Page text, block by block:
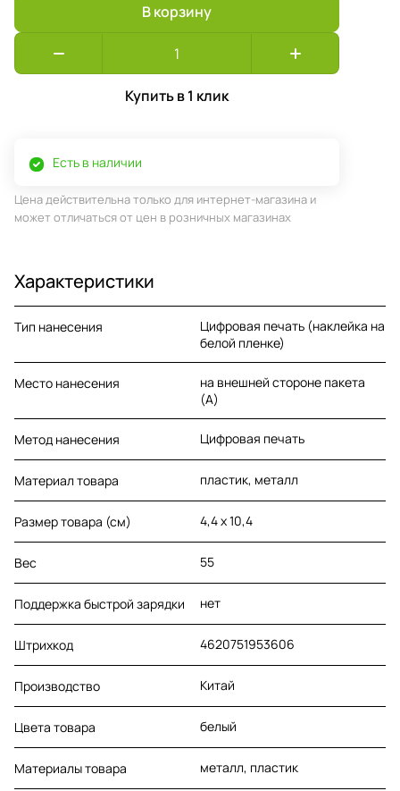
В корзину
Купить в 1 клик
Есть в наличии
Цена действительна только для интернет-магазина и
может отличаться от цен в розничных магазинах
Характеристики
Тип нанесения
Цифровая печать (наклейка на
белой пленке)
Место нанесения
на внешней стороне пакета
(A)
Метод нанесения Цифровая печать
Материал товара пластик, металл
Размер товара (см) 4,4 х 10,4
Вес 55
Поддержка быстрой зарядки нет
Штрихкод 4620751953606
Производство Китай
Цвета товара белый
Материалы товара металл, пластик